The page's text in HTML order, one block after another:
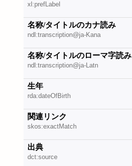
xl:prefLabel
名称/タイトルのカナ読み
ndl:transcription@ja-Kana
名称/タイトルのローマ字読み
ndl:transcription@ja-Latn
生年
rda:dateOfBirth
関連リンク
skos:exactMatch
出典
dct:source